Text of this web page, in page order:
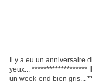
Il y a eu un anniversaire
yeux... *******************
un week-end bien gris...